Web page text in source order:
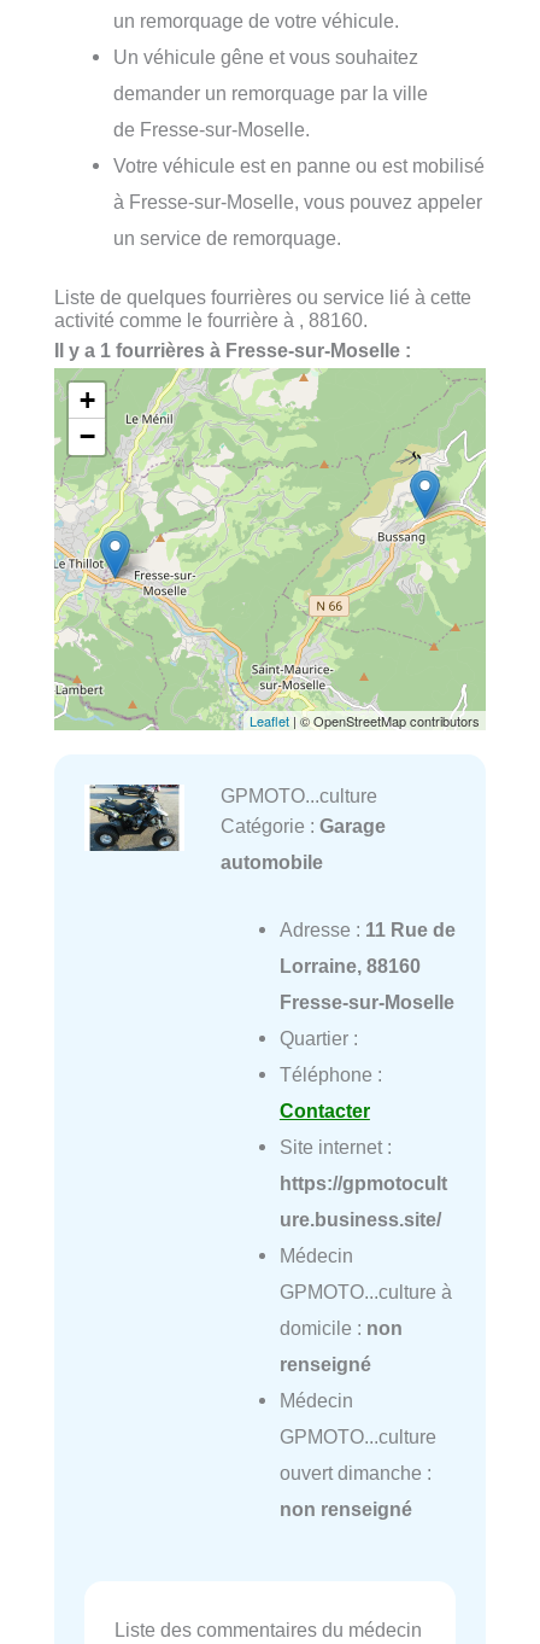
un remorquage de votre véhicule.
Un véhicule gêne et vous souhaitez
demander un remorquage par la ville
de Fresse-sur-Moselle.
Votre véhicule est en panne ou est mobilisé
à Fresse-sur-Moselle, vous pouvez appeler
un service de remorquage.
Liste de quelques fourrières ou service lié à cette
activité comme le fourrière à , 88160.
Il y a 1 fourrières à Fresse-sur-Moselle :
+
−
Leaflet | © OpenStreetMap contributors
GPMOTO...culture
Catégorie : Garage
automobile
Adresse : 11 Rue de
Lorraine, 88160
Fresse-sur-Moselle
Quartier :
Téléphone :
Contacter
Site internet :
https://gpmotocult
ure.business.site/
Médecin
GPMOTO...culture à
domicile : non
renseigné
Médecin
GPMOTO...culture
ouvert dimanche :
non renseigné
Liste des commentaires du médecin